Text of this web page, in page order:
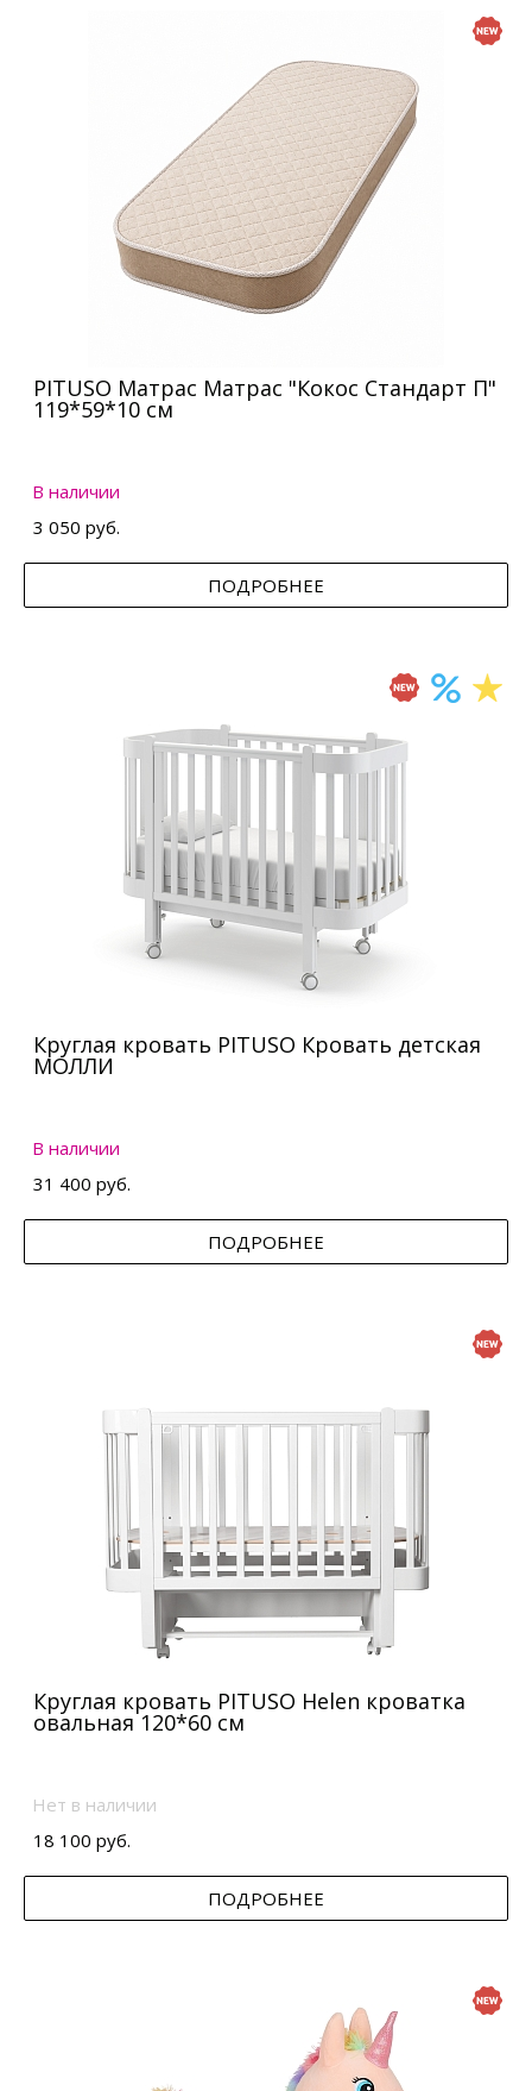
PITUSO Матрас Матрас "Кокос Стандарт П"
119*59*10 см
В наличии
3 050 руб.
ПОДРОБНЕЕ
Круглая кровать PITUSO Кровать детская
МОЛЛИ
В наличии
31 400 руб.
ПОДРОБНЕЕ
Круглая кровать PITUSO Helen кроватка
овальная 120*60 см
Нет в наличии
18 100 руб.
ПОДРОБНЕЕ